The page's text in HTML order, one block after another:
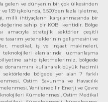
gelen ve dünyanın bir çok ülkesinden
139 işkolunda, 6.500’den fazla işletme,
milli ihtiyaçların karşılanmasında bir
sahip bir KOBİ kentidir. Bölge
amacıyla stratejik sektörler çeşitli
tasarım yeteneklerinin gelişmesini ve
medikal, iş ve inşaat makineleri,
alanlarında uzmanlaşma
sahip işletmelerimiz, bölgede
donanımını kullanarak büyük hacimli
sektörlerde bölgede yer alan 7 farklı
Ostim Savunma ve Havacılık
Yenilenebilir Enerji ve Çevre
Kümelenmesi, Ostim Medikal